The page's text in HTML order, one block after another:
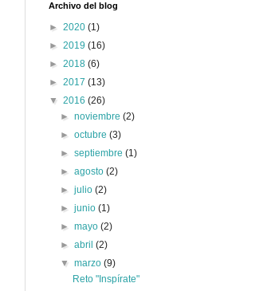
Archivo del blog
► 2020 (1)
► 2019 (16)
► 2018 (6)
► 2017 (13)
▼ 2016 (26)
►noviembre(2)
►octubre(3)
►septiembre(1)
►agosto(2)
►julio(2)
►junio(1)
►mayo(2)
►abril(2)
▼marzo(9)
Reto "Inspírate"